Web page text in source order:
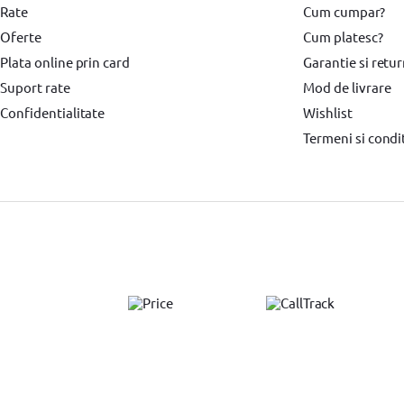
Accesorii scule electrice BOSCH Accesorii scule electrice DeWALT
Echipamente de protectie Echipamente de protectie Makita
Surubelnita electrica BOSCH Surubelnita electrica Heinner
Rate
Oferte
Plata online prin card
Suport rate
Confidentialitate
Cum cumpar?
Cum platesc?
Garantie si
Mod de livrare
Wishlist
Termeni si